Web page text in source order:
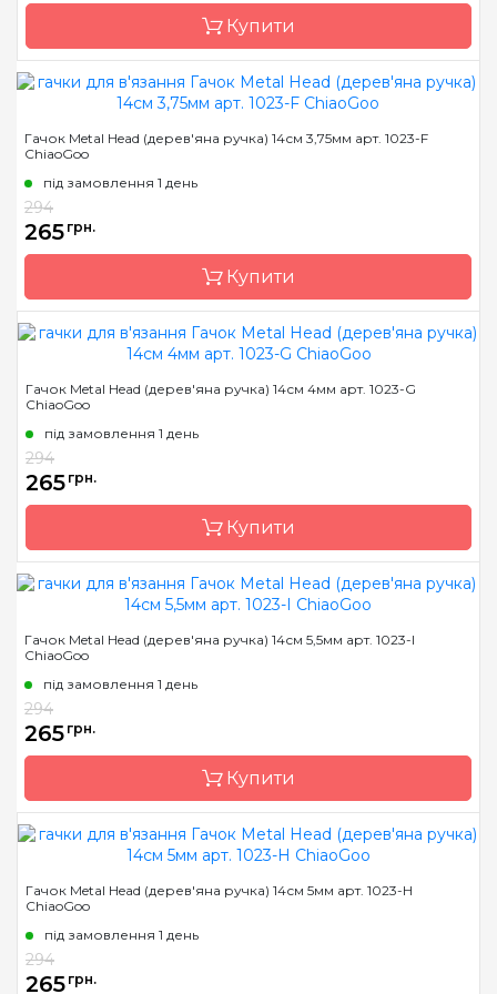
Тип гачка
односторонній
Купити
Країна виробник
Матеріал
Тип гачка
Розмір
6.5 мм
Гачок Metal Head (дерев'яна ручка) 14см 3,75мм арт. 1023-F
ChiaoGoo
під замовлення 1 день
294
265 грн.
Купити
Країна виробник
Матеріал
Тип гачка
Розмір
3.75 мм
Гачок Metal Head (дерев'яна ручка) 14см 4мм арт. 1023-G
ChiaoGoo
під замовлення 1 день
294
265 грн.
Купити
Країна виробник
Матеріал
Тип гачка
Розмір
4.0 мм
Гачок Metal Head (дерев'яна ручка) 14см 5,5мм арт. 1023-I
ChiaoGoo
під замовлення 1 день
294
265 грн.
Купити
Країна виробник
Матеріал
Тип гачка
Гачок Metal Head (дерев'яна ручка) 14см 5мм арт. 1023-H
ChiaoGoo
під замовлення 1 день
294
265 грн.